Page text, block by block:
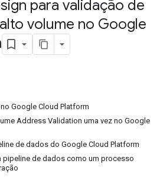
para validação de
volume no Google
Google Cloud Platform
Address Validation uma vez no Google
de dados do Google Cloud Platform
pipeline de dados como um processo